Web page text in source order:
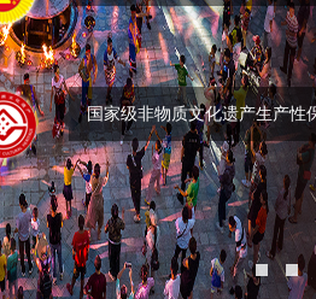
国家级非物质文化遗产生产性